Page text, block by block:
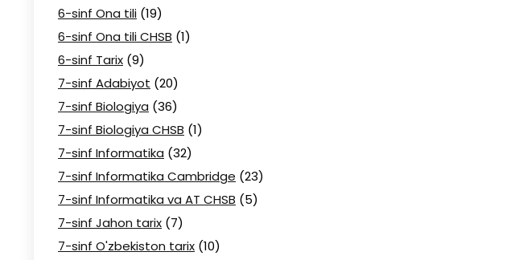
6-sinf Ona tili (19)
6-sinf Ona tili CHSB (1)
6-sinf Tarix (9)
7-sinf Adabiyot (20)
7-sinf Biologiya (36)
7-sinf Biologiya CHSB (1)
7-sinf Informatika (32)
7-sinf Informatika Cambridge (23)
7-sinf Informatika va AT CHSB (5)
7-sinf Jahon tarix (7)
7-sinf O'zbekiston tarix (10)